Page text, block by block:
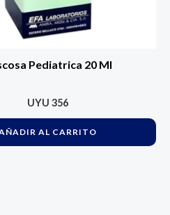
Pediatrica 20 Ml
UYU 356
AL CARRITO